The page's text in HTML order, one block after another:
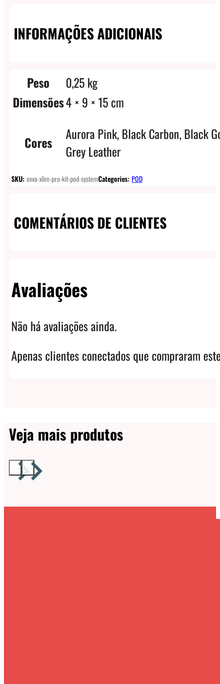
INFORMAÇÕES ADICIONAIS
Peso
0,25 kg
Dimensões4 × 9 × 15 cm
Cores
Aurora Pink, Black Carbon, Black
Grey Leather
SKU: oxva-xlim-pro-kit-pod-systemCategories: POD
COMENTÁRIOS DE CLIENTES
Avaliações
Não há avaliações ainda.
Apenas clientes conectados que compraram
Veja mais produtos